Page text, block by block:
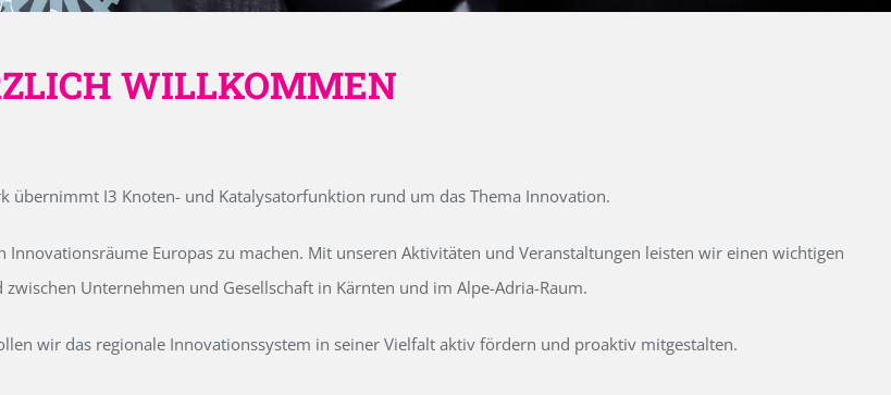
WILLKOMMEN
übernimmt I3 Knoten- und Katalysatorfunktion rund um das Thema Innovation.
Europas zu machen. Mit unseren Aktivitäten und Veranstaltungen leisten wir einen wichtigen
Unternehmen und Gesellschaft in Kärnten und im Alpe-Adria-Raum.
wir das regionale Innovationssystem in seiner Vielfalt aktiv fördern und proaktiv mitgestalten.